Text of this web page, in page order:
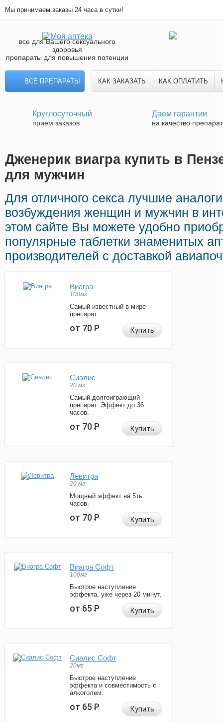
Мы принимаем заказы 24 часа в сутки!
все для Вашего сексуального
здоровья
препараты для повышения потенции
ВСЕ ПРЕПАРАТЫ КАК ЗАКАЗАТЬ КАК ОПЛАТИТЬ
Круглосуточный
прием заказов
Даем гарантии
на качество
Дженерик виагра купить в
для мужчин
Для отличного секса лучшие
возбуждения женщин и мужчин в
этом сайте Вы можете удобно
популярные таблетки знаменитых
производителей с доставкой
Виагра
100мг
Самый известный в мире
препарат
от 70Р Купить
Сиалис
20 мг
Самый долгоиграющий
препарат. Эффект до 36
часов.
от 70Р Купить
Левитра
20 мг
Мощный эффект на 5ть
часов.
от 70Р Купить
Виагра Софт
100мг
Быстрое наступление
эффекта, уже через 20 минут.
от 65Р Купить
Сиалис Софт
20мг
Быстрое наступление
эффекта и совместимость с
алкоголем.
от 65Р Купить